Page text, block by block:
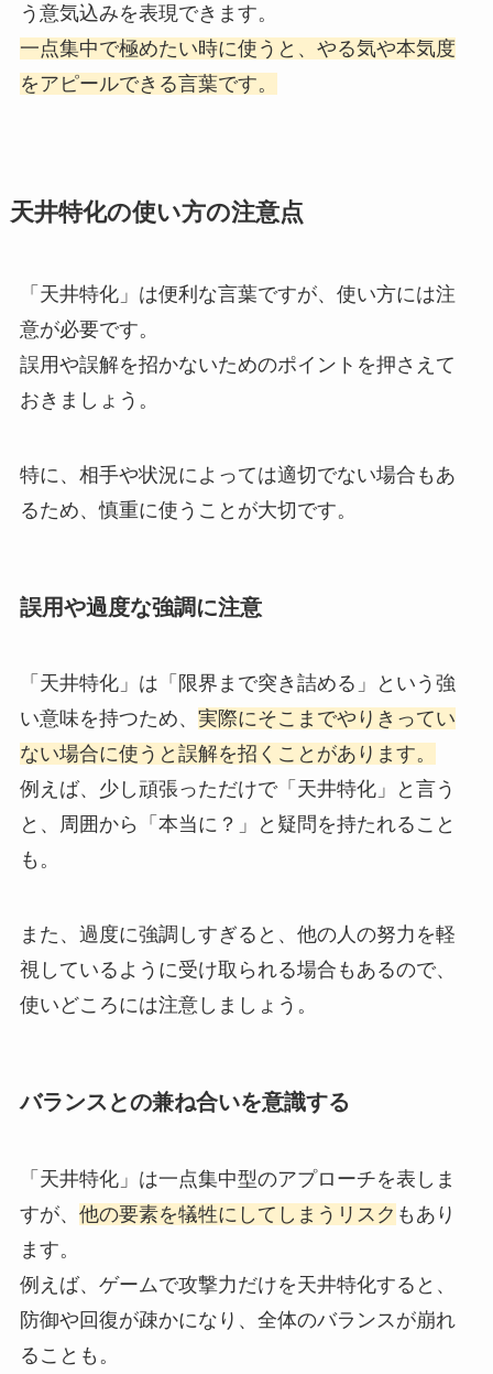
う意気込みを表現できます。
一点集中で極めたい時に使うと、やる気や本気度
をアピールできる言葉です。
天井特化の使い方の注意点
「天井特化」は便利な言葉ですが、使い方には注
意が必要です。
誤用や誤解を招かないためのポイントを押さえて
おきましょう。
特に、相手や状況によっては適切でない場合もあ
るため、慎重に使うことが大切です。
誤用や過度な強調に注意
「天井特化」は「限界まで突き詰める」という強
い意味を持つため、 実際にそこまでやりきってい
ない場合に使うと誤解を招くことがあります。
例えば、少し頑張っただけで「天井特化」と言う
と、周囲から「本当に？」と疑問を持たれること
も。
また、過度に強調しすぎると、他の人の努力を軽
視しているように受け取られる場合もあるので、
使いどころには注意しましょう。
バランスとの兼ね合いを意識する
「天井特化」は一点集中型のアプローチを表しま
すが、 他の要素を犠牲にしてしまうリスク もあり
ます。
例えば、ゲームで攻撃力だけを天井特化すると、
防御や回復が疎かになり、全体のバランスが崩れ
ることも。